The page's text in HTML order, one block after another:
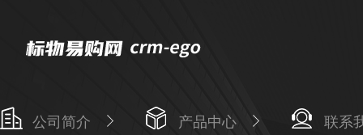
公司简介 产品中心 联系